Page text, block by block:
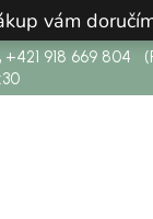
vám
+421 918 669 804